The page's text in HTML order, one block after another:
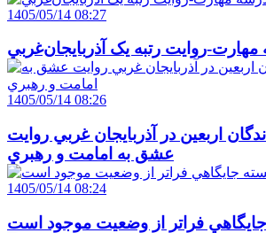
1405/05/14 08:27
روايت رتبه يک آذربايجان‌غربي
1405/05/14 08:26
اربعين در آذربايجان غربي روايت
عشق به امامت و رهبري
1405/05/14 08:24
جايگاهي فراتر از وضعيت موجود است